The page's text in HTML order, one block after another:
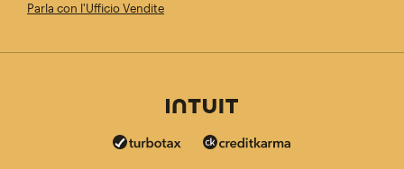
Parla con l'Ufficio Vendite